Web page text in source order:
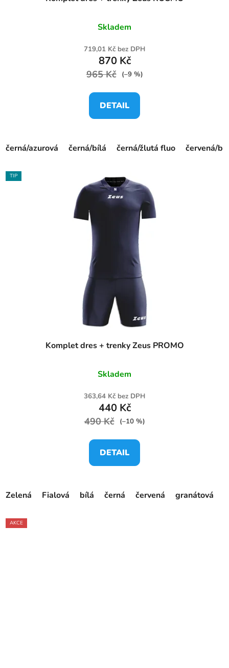
Skladem
719,01 Kč bez DPH
870 Kč
965 Kč (–9 %)
DETAIL
černá/azurová černá/bílá černá/žlutá fluo červená/
TIP
Komplet dres + trenky Zeus PROMO
Skladem
363,64 Kč bez DPH
440 Kč
490 Kč (–10 %)
DETAIL
Zelená Fialová bílá černá červená granátová
AKCE